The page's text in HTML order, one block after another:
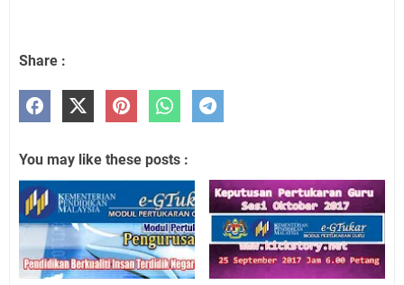
Share :
You may like these posts :